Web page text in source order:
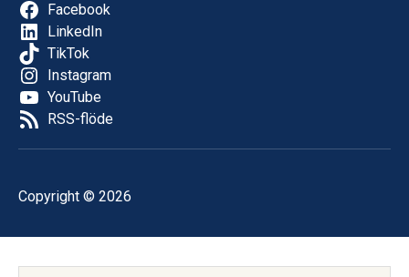
Facebook
LinkedIn
TikTok
Instagram
YouTube
RSS-flöde
Copyright © 2026